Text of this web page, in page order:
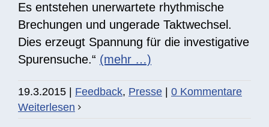
Es entstehen unerwartete rhythmische
Brechungen und ungerade Taktwechsel.
Dies erzeugt Spannung für die investigative
Spurensuche.“ (mehr …)
19.3.2015 Feedback, Presse
0 Kommentare
Weiterlesen